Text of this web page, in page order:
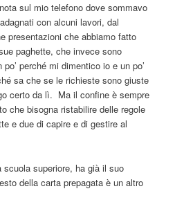
sul mio telefono dove sommavo
con alcuni lavori, dal
presentazioni che abbiamo fatto
paghette, che invece sono
perché mi dimentico io e un po’
sa che se le richieste sono giuste
certo da lì. Ma il confine è sempre
che bisogna ristabilire delle regole
e due di capire e di gestire al
scuola superiore, ha già il suo
della carta prepagata è un altro